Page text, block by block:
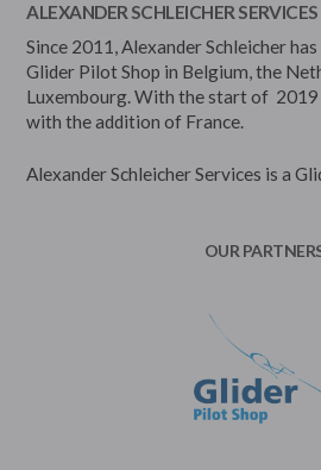
ALEXANDER SCHLEICHER SERVICES
Since 2011, Alexander Schleicher
Glider Pilot Shop in Belgium, the
Luxembourg. With the start of 2019
with the addition of France.
Alexander Schleicher Services is a
OUR